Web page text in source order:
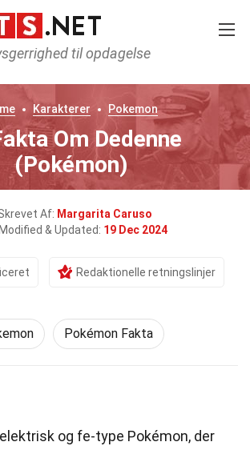
til opdagelse
Karakterer Pokemon
Om Dedenne
(Pokémon)
Af: Margarita Caruso
Modified & Updated: 19 Dec 2024
Redaktionelle retningslinjer
Pokémon Fakta
og fe-type Pokémon, der